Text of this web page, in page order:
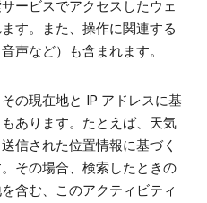
ービスでアクセスしたウェ
す。また、操作に関連する
声など）も含まれます。
の現在地と IP アドレスに基
あります。たとえば、天気
信された位置情報に基づく
その場合、検索したときの
含む、このアクティビティ